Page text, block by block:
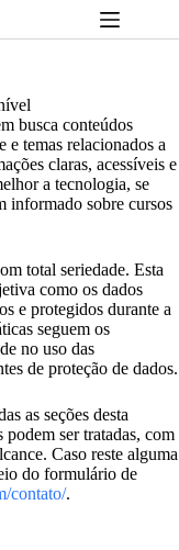
busca conteúdos
temas relacionados a
claras, acessíveis e
a tecnologia, se
informado sobre cursos
total seriedade. Esta
como os dados
e protegidos durante a
seguem os
no uso das
de proteção de dados.
as seções desta
ser tratadas, com
Caso reste alguma
do formulário de
contato/.